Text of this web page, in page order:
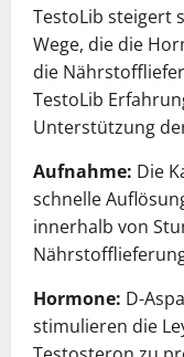
TestoLib steigert
Wege, die die
die
TestoLib
Unterstützung
Aufnahme: Die
schnelle
innerhalb von
Hormone: D-
stimulieren die